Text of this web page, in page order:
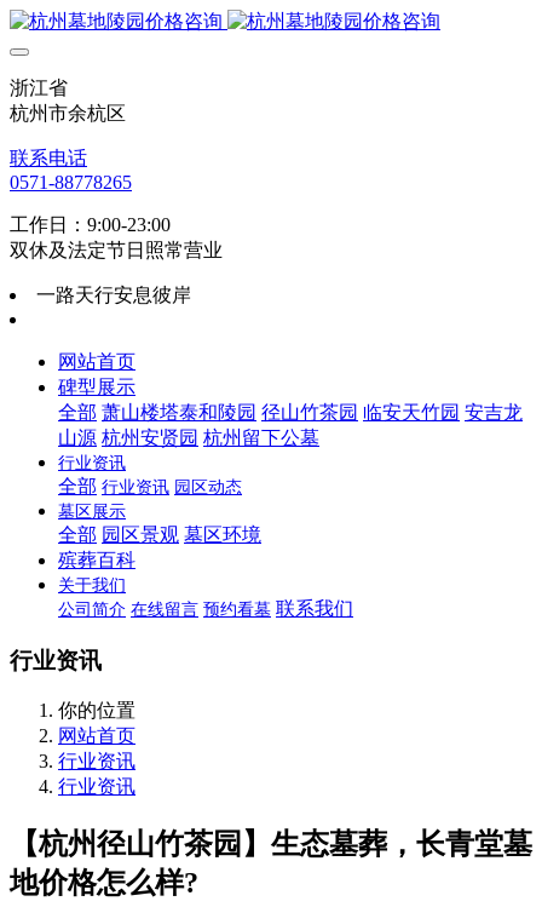
浙江省
杭州市余杭区
联系电话
0571-88778265
工作日：9:00-23:00
双休及法定节日照常营业
一路天行安息彼岸
网站首页
碑型展示
全部 萧山楼塔泰和陵园 径山竹茶园 临安天竹园 安吉龙
山源 杭州安贤园 杭州留下公墓
行业资讯
全部 行业资讯 园区动态
墓区展示
全部 园区景观 墓区环境
殡葬百科
关于我们
公司简介 在线留言 预约看墓 联系我们
行业资讯
你的位置
网站首页
行业资讯
行业资讯
【杭州径山竹茶园】生态墓葬，长青堂墓
地价格怎么样?